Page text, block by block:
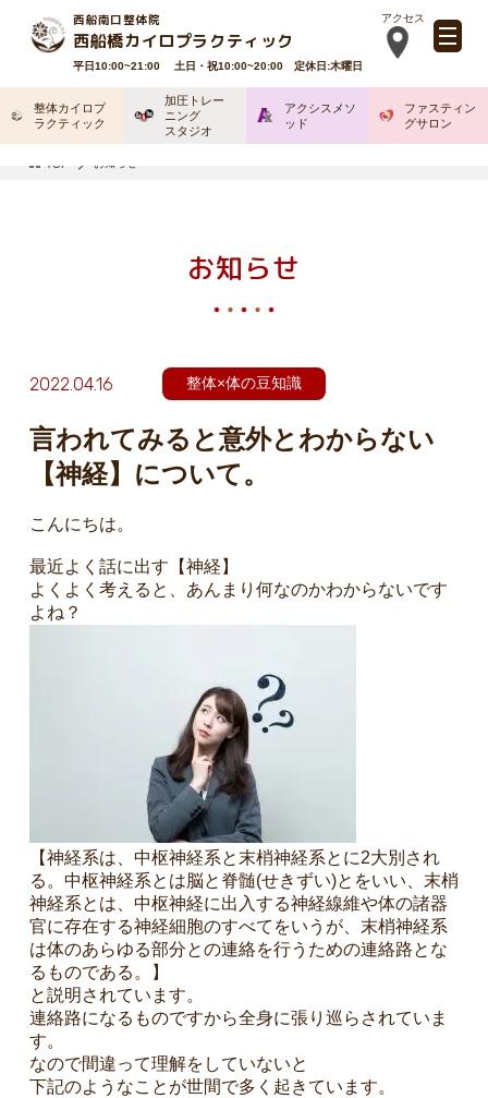
西船南口整体院
西船橋カイロプラクティック
アクセス
平日10:00~21:00 土日・祝10:00~20:00 定休日:木曜日
整体カイロプ
ラクティック
加圧トレー
ニング
スタジオ
アクシスメソ
ッド
ファスティン
グサロン
TOP お知らせ
お知らせ
2022.04.16 整体×体の豆知識
言われてみると意外とわからない
【神経】について。
こんにちは。
最近よく話に出す【神経】
よくよく考えると、あんまり何なのかわからないです
よね？
【神経系は、 中枢神経系と末梢神経系とに2大別され
る。中枢神経系とは脳と 脊髄(せきずい)とをいい、 末梢
神経系とは、中枢神経に出入する神経線維や体の諸器
官に存在する神経細胞のすべてをいうが、末梢神経系
は体のあらゆる部分との連絡を行うための連絡路とな
るものである。】
と説明されています。
連絡路になるものですから全身に張り巡らされていま
す。
なので間違って理解をしていないと
下記のようなことが世間で多く起きています。